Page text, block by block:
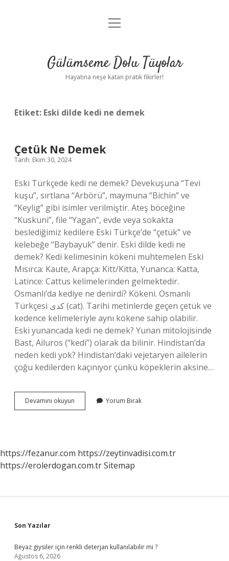
Anasayfa
Yasal Uyarı
menüyü
Gülümseme Dolu Tüyolar
Hayatına neşe katan pratik fikirler!
Etiket: Eski dilde kedi ne demek
Çetük Ne Demek
Tarih: Ekim 30, 2024
Eski Türkçede kedi ne demek? Devekuşuna “Tevi
kuşu”, sırtlana “Arbörü”, maymuna “Bichin” ve
“Keylig” gibi isimler verilmiştir. Ateş böceğine
“Kuskuni”, file “Yagan”, evde veya sokakta
beslediğimiz kedilere Eski Türkçe’de “çetük” ve
kelebeğe “Baybayuk” denir. Eski dilde kedi ne
demek? Kedi kelimesinin kökeni muhtemelen Eski
Mısırca: Kaute, Arapça: Kitt/Kitta, Yunanca: Katta,
Latince: Cattus kelimelerinden gelmektedir.
Osmanlı’da kediye ne denirdi? Kökeni. Osmanlı
Türkçesi كدی‎ (cat). Tarihi metinlerde geçen çetük ve
kedence kelimeleriyle aynı kökene sahip olabilir.
Eski yunancada kedi ne demek? Yunan mitolojisinde
Bast, Ailuros (“kedi”) olarak da bilinir. Hindistan’da
neden kedi yok? Hindistan’daki vejetaryen ailelerin
çoğu kedilerden kaçınıyor çünkü köpeklerin aksine…
Devamını okuyun
Ne
Yorum Bırak
https://fezanur.com https://zeytinvadisi.com.tr
https://erolerdogan.com.trSitemap
Sidebar
Son Yazılar
Beyaz giysiler için renkli deterjan kullanılabilir mi ?
Ağustos 6, 2026